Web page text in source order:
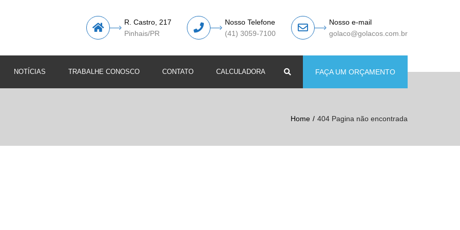
R. Castro, 217
Pinhais/PR
Nosso Telefone
(41) 3059-7100
Nosso e-mail
golaco@golacos.com.br
NOTÍCIAS TRABALHE CONOSCO CONTATO CALCULADORA FAÇA UM ORÇAMENTO
Home 404 Pagina não encontrada